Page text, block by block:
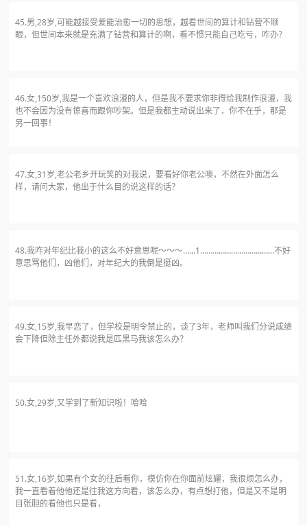
45.男,28岁,可能越接受爱能治愈一切的思想，越看世间的算计和钻营不顺
眼，但世间本来就是充满了钻营和算计的啊，看不惯只能自己吃亏，咋办？
46.女,150岁,我是一个喜欢浪漫的人，但是我不要求你非得给我制作浪漫，我
也不会因为没有惊喜而跟你吵架。但是我都主动说出来了，你不在乎，那是
另一回事！
47.女,31岁,老公老乡开玩笑的对我说，要看好你老公噢，不然在外面怎么
样，请问大家，他出于什么目的说这样的话？
48.我咋对年纪比我小的这么不好意思呢～～～……1………………………………不好
意思骂他们，凶他们，对年纪大的我倒是挺凶。
49.女,15岁,我早恋了，但学校是明令禁止的，谈了3年，老师叫我们分说成绩
会下降但除主任外都说我是匹黑马我该怎么办？
50.女,29岁,又学到了新知识啦！哈哈
51.女,16岁,如果有个女的往后看你，模仿你在你面前炫耀，我很烦怎么办，
我一直看着他他还是往我这方向看，该怎么办，有点想打他，但是又不是明
目张胆的看他也只是看，